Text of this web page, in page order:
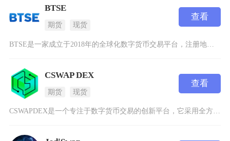
BTSE
期货 现货
查看
BTSE是一家成立于2018年的全球化数字货币交易平台，注册地为英属维尔京群岛，专注于为专
CSWAP DEX
期货 现货
查看
CSWAPDEX是一个专注于数字货币交易的创新平台，它采用全方位设备覆盖的设计理念，确保用